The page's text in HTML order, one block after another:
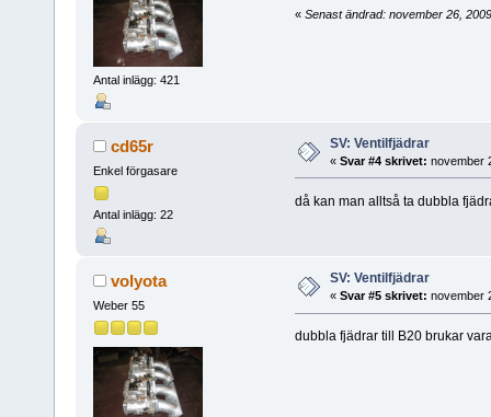
Antal inlägg: 421
« Senast ändrad: november 26,
cd65r
Enkel förgasare
Antal inlägg: 22
SV: Ventilfjädrar
« Svar #4 skrivet: november
då kan man alltså ta dubbla
volyota
Weber 55
SV: Ventilfjädrar
« Svar #5 skrivet: november
dubbla fjädrar till B20 brukar